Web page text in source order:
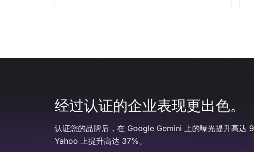
经过认证的企业表现更出色。
认证您的品牌后，在 Google Gemini 上的曝光提升高达
Yahoo 上提升高达 37%。